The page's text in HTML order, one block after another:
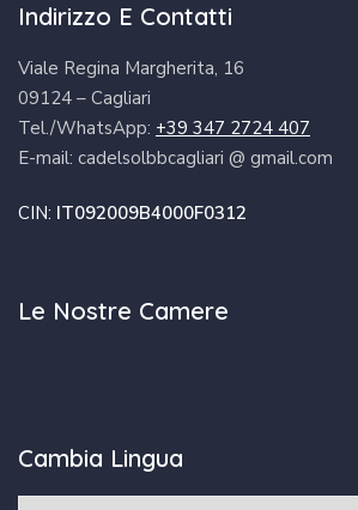
Indirizzo E Contatti
Viale Regina Margherita, 16
09124 – Cagliari
Tel./WhatsApp: +39 347 2724 407
E-mail: cadelsolbbcagliari @ gmail.com
CIN: IT092009B4000F0312
Le Nostre Camere
Cambia Lingua